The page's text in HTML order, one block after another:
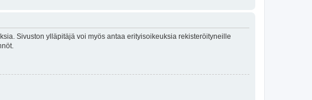
Sivuston ylläpitäjä voi myös antaa erityisoikeuksia rekisteröityneille